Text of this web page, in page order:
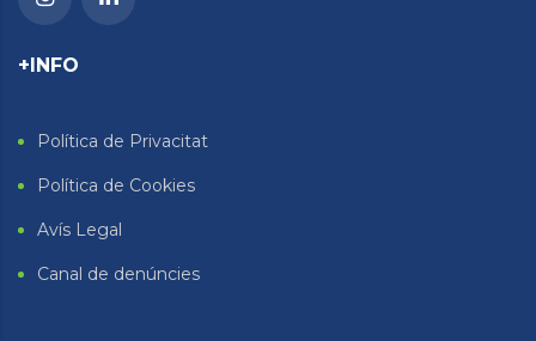
+INFO
Política de Privacitat
Política de Cookies
Avís Legal
Canal de denúncies